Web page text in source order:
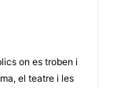
on es troben i
el teatre i les